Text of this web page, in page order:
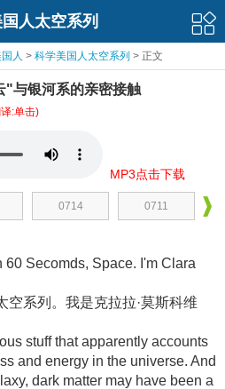
人太空系列
人 > 科学美国人太空系列 > 正文
"与银河系的亲密接触
:单击)
MP3点击下载
0714 0711
Secomds, Space. I'm Clara
空系列 。我是克拉拉·莫斯科维
stuff that apparently accounts
and energy in the universe. And
dark matter may have been a